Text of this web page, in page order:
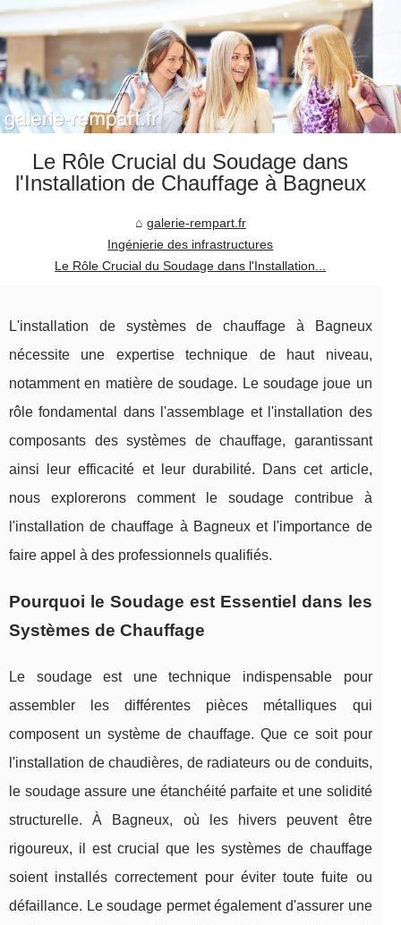
Le Rôle Crucial du Soudage dans
l'Installation de Chauffage à Bagneux
galerie-rempart.fr
Ingénierie des infrastructures
Le Rôle Crucial du Soudage dans l'Installation...
L'installation de systèmes de chauffage à Bagneux
nécessite une expertise technique de haut niveau,
notamment en matière de soudage. Le soudage joue un
rôle fondamental dans l'assemblage et l'installation des
composants des systèmes de chauffage, garantissant
ainsi leur efficacité et leur durabilité. Dans cet article,
nous explorerons comment le soudage contribue à
l'installation de chauffage à Bagneux et l'importance de
faire appel à des professionnels qualifiés.
Pourquoi le Soudage est Essentiel dans les
Systèmes de Chauffage
Le soudage est une technique indispensable pour
assembler les différentes pièces métalliques qui
composent un système de chauffage. Que ce soit pour
l'installation de chaudières, de radiateurs ou de conduits,
le soudage assure une étanchéité parfaite et une solidité
structurelle. À Bagneux, où les hivers peuvent être
rigoureux, il est crucial que les systèmes de chauffage
soient installés correctement pour éviter toute fuite ou
défaillance. Le soudage permet également d'assurer une